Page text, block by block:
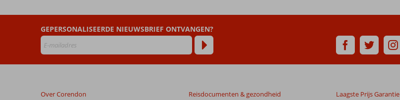
GEPERSONALISEERDE NIEUWSBRIEF ONTVANGEN?
Over Corendon
Reisdocumenten & gezondheid
Laagste Prijs Garantie